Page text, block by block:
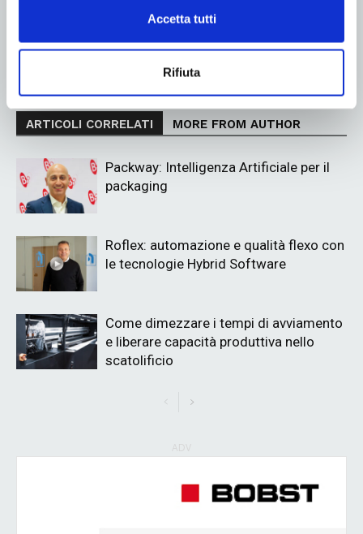
Accetta tutti
Rifiuta
all’ultima Print4All!
OneMorePack 2022: ecco i
Packaging Design promosso
ARTICOLI CORRELATI MORE FROM AUTHOR
Packway: Intelligenza Artificiale per il
packaging
Roflex: automazione e qualità flexo con
le tecnologie Hybrid Software
Come dimezzare i tempi di avviamento
e liberare capacità produttiva nello
scatolificio